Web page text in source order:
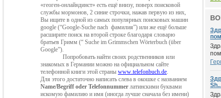
«геоген-онлайндинст» есть ещё внизу, поверх поисковой
службы мормонов, 2 синие строчки, нажав первую из них,
Вы ищите в одной из самых популярных поисковых машин
google (“Google-Suche nach фамилия”) или же ещё больше
расширите поиск на второй строке благодаря словарю
братьев Гримм (“ Suche im Grimmschen Wörterbuch (über
Google”).
Попробовать найти своих родственников или
знакомых в Германии можно на официальном сайте
телефонной книги этой страны www.telefonbuch.de.
Для этого достаточно написать слева в окошке с названием
Name/Begriff oder Telefonnummer латинскими буквами
искомую фамилию и имя (иногда лучше сначала без имени)